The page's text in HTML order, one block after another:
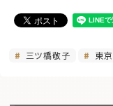
三ツ橋敬子 東